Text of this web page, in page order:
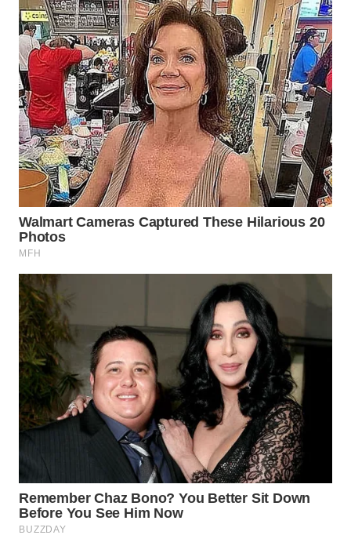
WN
TAPANULI
TENGAH
WN DELI
SERDANG
WN
TEBING
TINGGI
WN
PAKPAK
WN
KARAWANG
WN
BEKASI
WN
BOGOR
DEPOK
WN
TAPANULI